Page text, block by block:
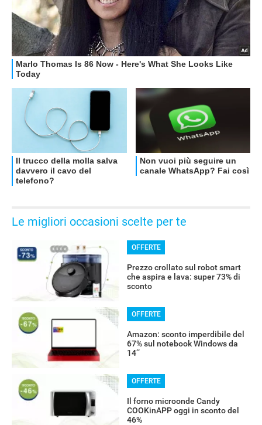
Le migliori occasioni scelte per te
OFFERTE
Prezzo crollato sul robot smart
che aspira e lava: super 73% di
sconto
OFFERTE
Amazon: sconto imperdibile del
67% sul notebook Windows da
14’’
OFFERTE
Il forno microonde Candy
COOKinAPP oggi in sconto del
46%